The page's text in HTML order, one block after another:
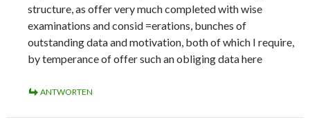
structure, as offer very much completed with wise
examinations and consid =erations, bunches of
outstanding data and motivation, both of which I require,
by temperance of offer such an obliging data here
ANTWORTEN